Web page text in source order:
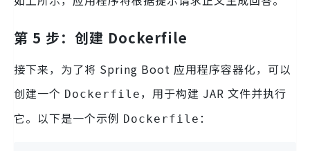
第 5 步：创建 Dockerfile
接下来，为了将 Spring Boot 应用程序容器化，可以
创建一个 Dockerfile ，用于构建 JAR 文件并执行
它。以下是一个示例 Dockerfile ：